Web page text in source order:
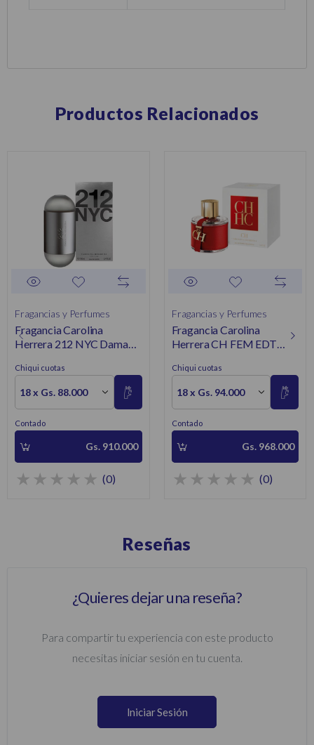
Productos Relacionados
Fragancias y Perfumes
Fragancia Carolina
Herrera 212 NYC Dama
Chiqui cuotas
18 x Gs. 88.000
Contado
Gs. 910.000
(0)
Fragancias y Perfumes
Fragancia Carolina
Herrera CH FEM EDT
Chiqui cuotas
18 x Gs. 94.000
Contado
Gs. 968.000
(0)
Reseñas
¿Quieres dejar una reseña?
Para compartir tu experiencia con este producto
necesitas iniciar sesión en tu cuenta.
Iniciar Sesión